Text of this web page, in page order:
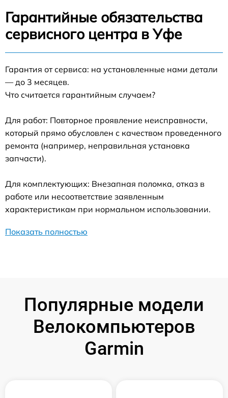
Гарантийные обязательства
сервисного центра в Уфе
Гарантия от сервиса: на установленные нами детали
— до 3 месяцев.
Что считается гарантийным случаем?
Для работ: Повторное проявление неисправности,
который прямо обусловлен с качеством проведенного
ремонта (например, неправильная установка
запчасти).
Для комплектующих: Внезапная поломка, отказ в
работе или несоответствие заявленным
характеристикам при нормальном использовании.
Показать полностью
Популярные модели
Велокомпьютеров
Garmin